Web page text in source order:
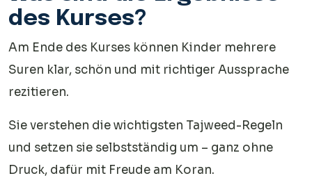
des Kurses?
Am Ende des Kurses können Kinder mehrere
Suren klar, schön und mit richtiger Aussprache
rezitieren.
Sie verstehen die wichtigsten Tajweed-Regeln
und setzen sie selbstständig um – ganz ohne
Druck, dafür mit Freude am Koran.